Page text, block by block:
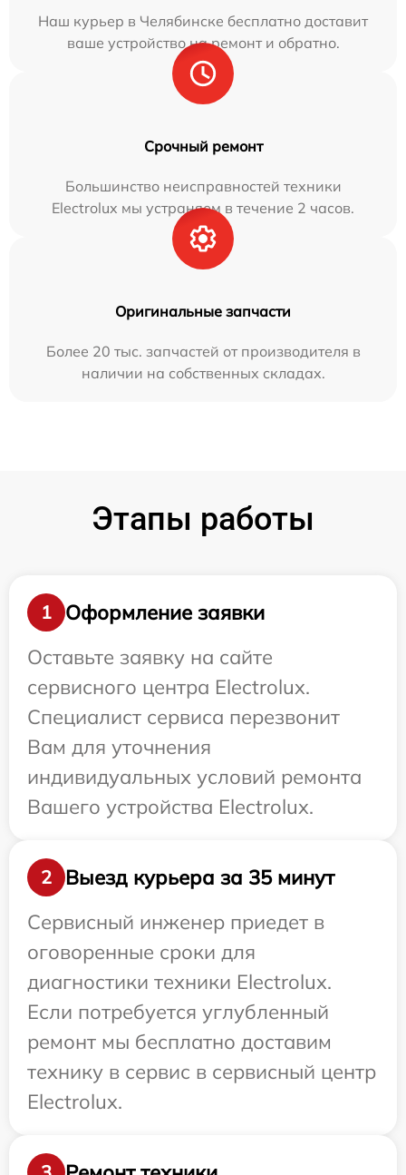
Наш курьер в Челябинске бесплатно доставит
ваше устройство на ремонт и обратно.
Срочный ремонт
Большинство неисправностей техники
Electrolux мы устраняем в течение 2 часов.
Оригинальные запчасти
Более 20 тыс. запчастей от производителя в
наличии на собственных складах.
Этапы работы
1
Оформление заявки
Оставьте заявку на сайте
сервисного центра Electrolux.
Специалист сервиса перезвонит
Вам для уточнения
индивидуальных условий ремонта
Вашего устройства Electrolux.
2
Выезд курьера за 35 минут
Сервисный инженер приедет в
оговоренные сроки для
диагностики техники Electrolux.
Если потребуется углубленный
ремонт мы бесплатно доставим
технику в сервис в сервисный центр
Electrolux.